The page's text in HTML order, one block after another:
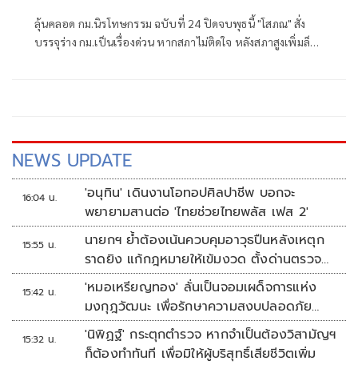
ลุ้นคลอด กม.นิรโทษกรรม ฉบับที่ 24 ปิดจบพุธนี้ "โสภณ" สั่ง
บรรจุร่าง กม.เป็นเรื่องด่วน หากสภาไม่ติดใจ หลังสภาสูงเพิ่มล็อก
NEWS UPDATE
16:04 น.
'อนุทิน' เดินงานโอทอปศิลปาชีพ บอกจะ
พยายามสานต่อ 'ไทยช่วยไทยพลัส เฟส 2'
15:55 น.
นายกฯ ย้ำต้องเน้นควบคุมอาวุธปืนหลังเหตุก
ราดยิง แก้กฎหมายให้เข้มงวด ตั้งด่านตรวจ
เพิ่ม
15:42 น.
'หมอเหรียญทอง' ลั่นเป็นจอมเผด็จการแห่ง
มงกุฎวัฒนะ เพื่อรักษาความสงบปลอดภัย
ภายในรพ.
15:32 น.
'นิพิฏฐ์' กระตุกตำรวจ หากจำเป็นต้องวิสามัญฯ
ก็ต้องทำทันที เพื่อมิให้ผู้บริสุทธิ์เสียชีวิตเพิ่ม